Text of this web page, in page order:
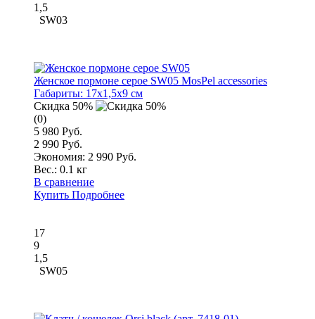
1,5
SW03
Женское пормоне серое SW05 MosPel accessories
Габариты: 17x1,5x9 см
Скидка 50%
(0)
5 980 Руб.
2 990 Руб.
Экономия: 2 990 Руб.
Вес.: 0.1 кг
В сравнение
Купить Подробнее
17
9
1,5
SW05